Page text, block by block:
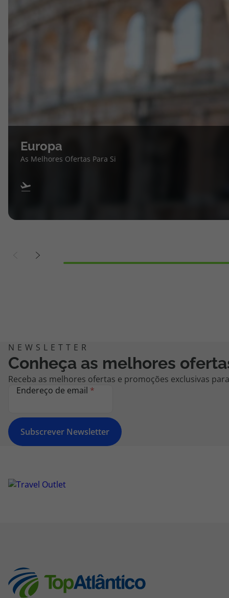
Europa
As Melhores Ofertas Para Si
Conheça as melhores
Receba as melhores ofertas e promoções exclusivas
Endereço de email *
Subscrever Newsletter